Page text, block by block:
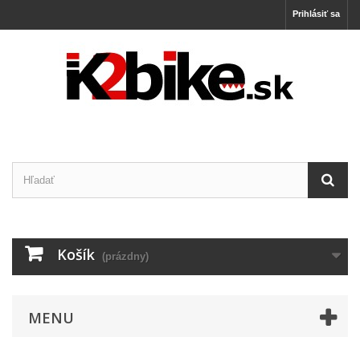
Prihlásiť sa
Košík (prázdny)
MENU